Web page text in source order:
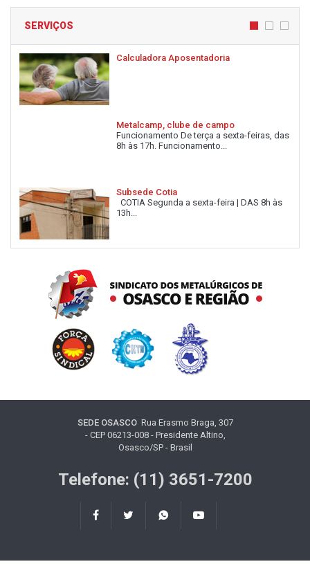
SERVIÇOS
Calculadora Aposentadoria
Metalcamp, clube de campo
Funcionamento De terça a sexta-feiras, das
8h às 17h. Funcionamento...
Subsede Cotia
COTIA Segunda a sexta-feira | DAS 8h às
13h...
SEDE OSASCORua Erasmo Braga, 307
- CEP 06213-008 - Presidente Altino,
Osasco/SP - Brasil
Telefone: (11) 3651-7200